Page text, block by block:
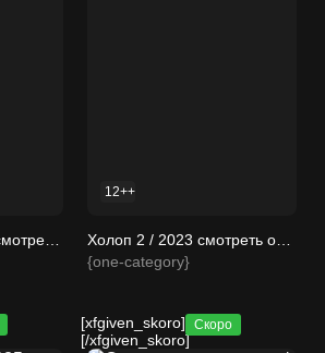
12++
{one-category}
[xfgiven_skoro] Скоро
[/xfgiven_skoro]